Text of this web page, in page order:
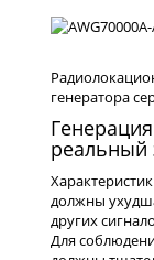
генератора
реальный
должны
других
Для